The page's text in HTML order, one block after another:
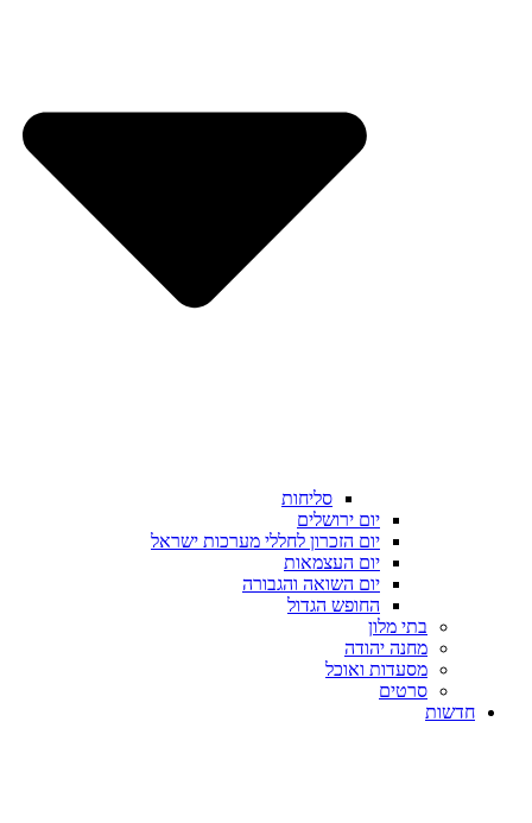
סליחות
יום ירושלים
יום הזכרון לחללי מערכות ישראל
יום העצמאות
יום השואה והגבורה
החופש הגדול
בתי מלון
מחנה יהודה
מסעדות ואוכל
סרטים
חדשות